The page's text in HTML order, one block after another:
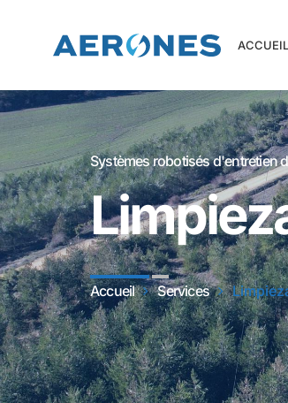
ACCUEIL
Systèmes robotisés d'entretien
Accueil Services